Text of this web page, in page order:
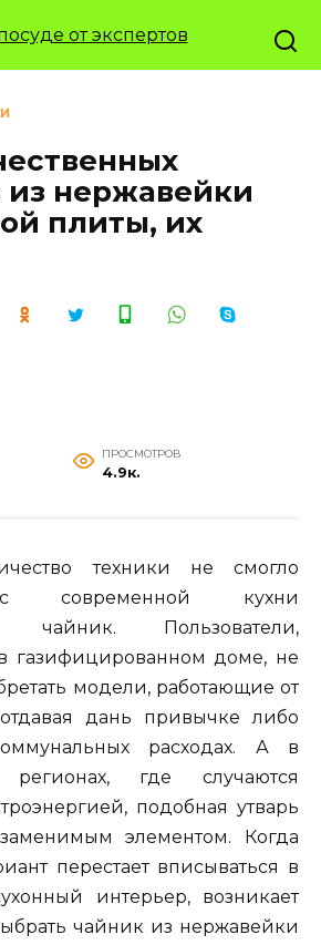
из нержавейки
плиты, их
ПРОСМОТРОВ
4.9к.
техники не смогло
современной кухни
чайник. Пользователи,
газифицированном доме, не
модели, работающие от
отдавая дань привычке либо
расходах. А в
регионах, где случаются
подобная утварь
элементом. Когда
перестает вписываться в
интерьер, возникает
чайник из нержавейки